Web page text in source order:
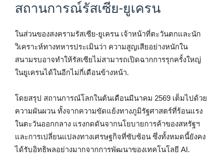
สถานการณ์รัสเซีย-ยูเครน
ในส่วนของสงครามรัสเซีย-ยูเครน เจ้าหน้าที่ตะวันตกและนัก
วิเคราะห์ทางทหารประเมินว่า ความสูญเสียอย่างหนักใน
สนามรบอาจทำให้รัสเซียไม่สามารถเปิดฉากการรุกครั้งใหญ่
ในยูเครนได้ในอีกไม่กี่เดือนข้างหน้า.
โดยสรุป สถานการณ์โลกในต้นเดือนมีนาคม 2569 เต็มไปด้วย
ความผันผวน ทั้งจากความขัดแย้งทางภูมิรัฐศาสตร์ที่ร้อนแรง
ในตะวันออกกลาง แรงกดดันจากนโยบายการค้าของสหรัฐฯ
และการเปลี่ยนแปลงทางเศรษฐกิจที่ซับซ้อน ซึ่งทั้งหมดนี้ยังคง
ได้รับอิทธิพลอย่างมากจากการพัฒนาของเทคโนโลยี AI.